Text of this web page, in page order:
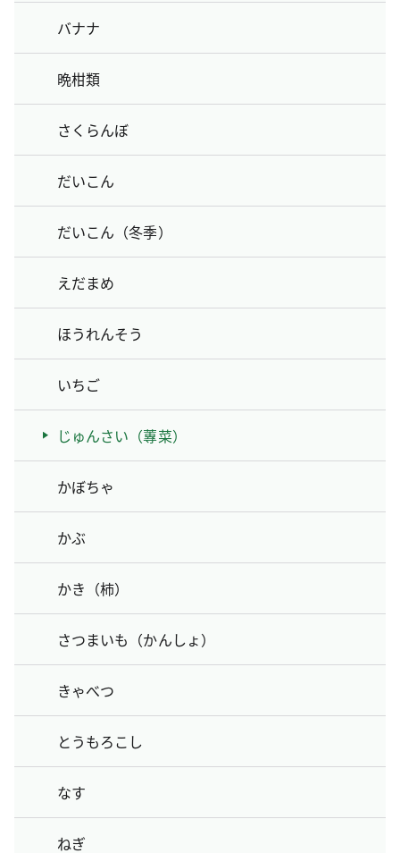
バナナ
晩柑類
さくらんぼ
だいこん
だいこん（冬季）
えだまめ
ほうれんそう
いちご
じゅんさい（蓴菜）
かぼちゃ
かぶ
かき（柿）
さつまいも（かんしょ）
きゃべつ
とうもろこし
なす
ねぎ